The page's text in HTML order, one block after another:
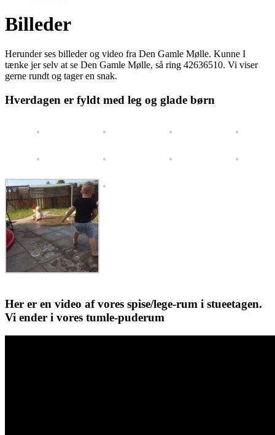
Billeder
Herunder ses billeder og video fra Den Gamle Mølle. Kunne I
tænke jer selv at se Den Gamle Mølle, så ring 42636510. Vi viser
gerne rundt og tager en snak.
Hverdagen er fyldt med leg og glade børn
Her er en video af vores spise/lege-rum i stueetagen.
Vi ender i vores tumle-puderum